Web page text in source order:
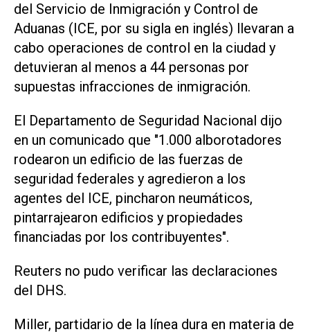
del Servicio de Inmigración y Control de
Aduanas (ICE, por su sigla en inglés) llevaran a
cabo operaciones de control en la ciudad y
detuvieran al menos a 44 personas por
supuestas infracciones de inmigración.
El Departamento de Seguridad Nacional dijo
en un comunicado que "1.000 alborotadores
rodearon un edificio de las fuerzas de
seguridad federales y agredieron a los
agentes del ICE, pincharon neumáticos,
pintarrajearon edificios y propiedades
financiadas por los contribuyentes".
Reuters no pudo verificar las declaraciones
del DHS.
Miller, partidario de la línea dura en materia de